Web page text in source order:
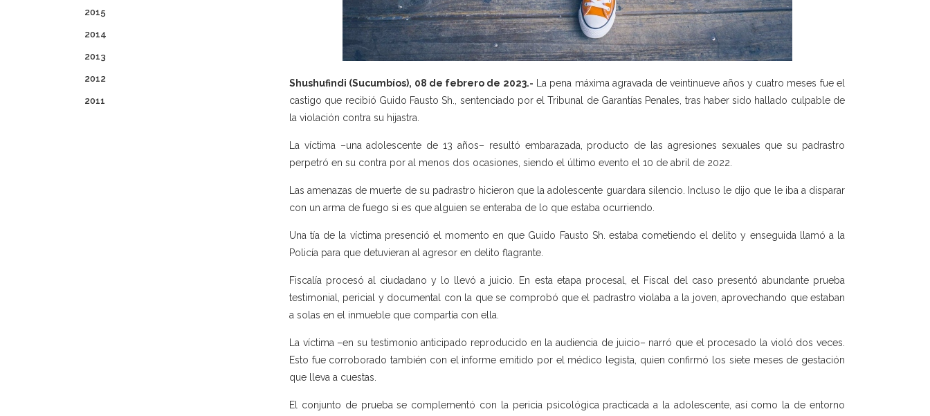
2015
2014
2013
2012
2011
Shushufindi (Sucumbíos), 08 de febrero de 2023.- La pena máxima agravada de veintinueve años y cuatro meses fue el
castigo que recibió Guido Fausto Sh., sentenciado por el Tribunal de Garantías Penales, tras haber sido hallado culpable de
la violación contra su hijastra.
La víctima –una adolescente de 13 años– resultó embarazada, producto de las agresiones sexuales que su padrastro
perpetró en su contra por al menos dos ocasiones, siendo el último evento el 10 de abril de 2022.
Las amenazas de muerte de su padrastro hicieron que la adolescente guardara silencio. Incluso le dijo que le iba a disparar
con un arma de fuego si es que alguien se enteraba de lo que estaba ocurriendo.
Una tía de la víctima presenció el momento en que Guido Fausto Sh. estaba cometiendo el delito y enseguida llamó a la
Policía para que detuvieran al agresor en delito flagrante.
Fiscalía procesó al ciudadano y lo llevó a juicio. En esta etapa procesal, el Fiscal del caso presentó abundante prueba
testimonial, pericial y documental con la que se comprobó que el padrastro violaba a la joven, aprovechando que estaban
a solas en el inmueble que compartía con ella.
La víctima –en su testimonio anticipado reproducido en la audiencia de juicio– narró que el procesado la violó dos veces.
Esto fue corroborado también con el informe emitido por el médico legista, quien confirmó los siete meses de gestación
que lleva a cuestas.
El conjunto de prueba se complementó con la pericia psicológica practicada a la adolescente, así como la de entorno